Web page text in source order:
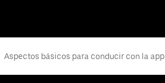
Aspectos básicos para conducir con la app